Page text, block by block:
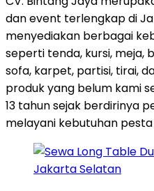
dan event terlengkap di
menyediakan berbagai
seperti tenda, kursi, meja,
sofa, karpet, partisi, tirai,
produk yang belum kami
13 tahun sejak berdirinya
melayani kebutuhan